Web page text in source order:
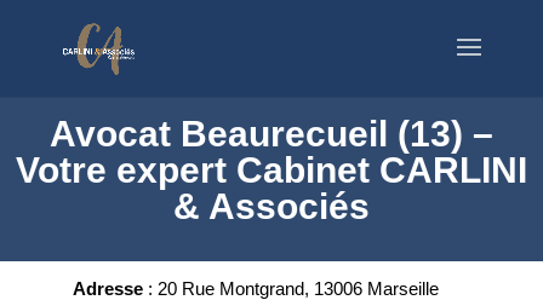
Avocat Beaurecueil (13) –
Votre expert Cabinet CARLINI
& Associés
Adresse: 20 Rue Montgrand, 13006 Marseille